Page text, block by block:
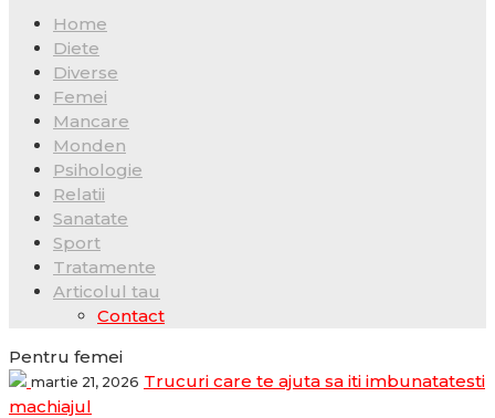
Home
Diete
Diverse
Femei
Mancare
Monden
Psihologie
Relatii
Sanatate
Sport
Tratamente
Articolul tau
Contact
Pentru femei
martie 21, 2026 Trucuri care te ajuta sa iti imbunatatesti
machiajul